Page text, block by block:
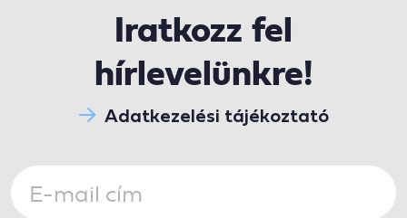
Iratkozz fel
hírlevelünkre!
Adatkezelési tájékoztató